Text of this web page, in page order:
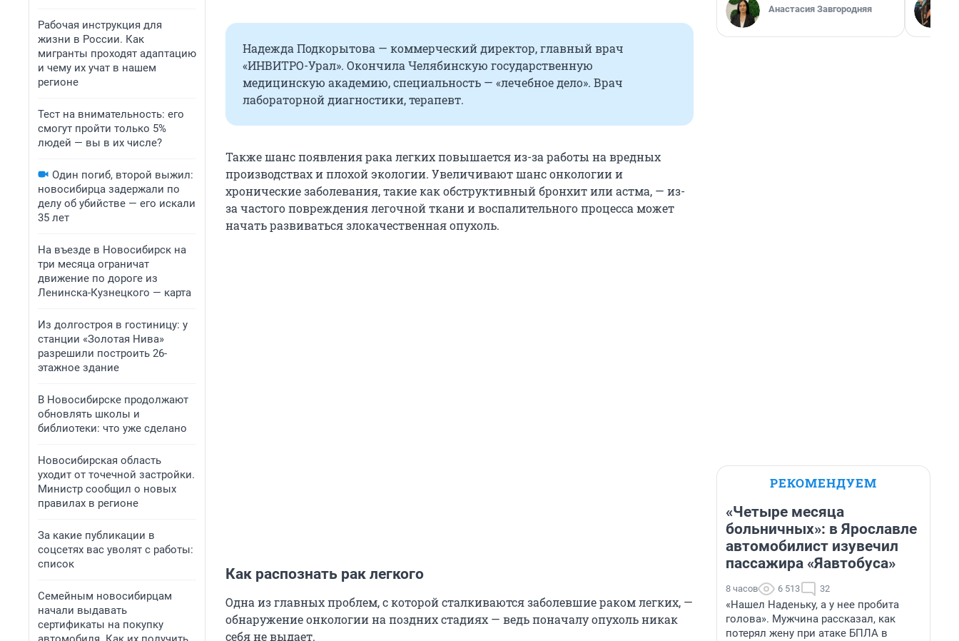
Рабочая инструкция для
жизни в России. Как
мигранты проходят адаптацию
и чему их учат в нашем
регионе
Тест на внимательность: его
смогут пройти только 5%
людей — вы в их числе?
Один погиб, второй выжил:
новосибирца задержали по
делу об убийстве — его искали
35 лет
На въезде в Новосибирск на
три месяца ограничат
движение по дороге из
Ленинска-Кузнецкого — карта
Из долгостроя в гостиницу: у
станции «Золотая Нива»
разрешили построить 26-
этажное здание
В Новосибирске продолжают
обновлять школы и
библиотеки: что уже сделано
Новосибирская область
уходит от точечной застройки.
Министр сообщил о новых
правилах в регионе
За какие публикации в
соцсетях вас уволят с работы:
список
Семейным новосибирцам
начали выдавать
сертификаты на покупку
Надежда Подкорытова — коммерческий директор, главный врач
«ИНВИТРО-Урал». Окончила Челябинскую государственную
медицинскую академию, специальность — «лечебное дело». Врач
лабораторной диагностики, терапевт.
Также шанс появления рака легких повышается из-за работы на вредных
производствах и плохой экологии. Увеличивают шанс онкологии и
хронические заболевания, такие как обструктивный бронхит или астма, — из-
за частого повреждения легочной ткани и воспалительного процесса может
начать развиваться злокачественная опухоль.
Как распознать рак легкого
Одна из главных проблем, с которой сталкиваются заболевшие раком легких, —
обнаружение онкологии на поздних стадиях — ведь поначалу опухоль никак
себя не выдает.
Анастасия Завгородняя
РЕКОМЕНДУЕМ
«Четыре месяца
больничных»: в Ярославле
автомобилист изувечил
пассажира «Яавтобуса»
8 часов 6 513 32
«Нашел Наденьку, а у нее пробита
голова». Мужчина рассказал, как
потерял жену при атаке БПЛА в